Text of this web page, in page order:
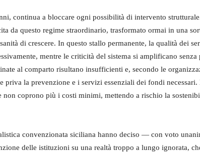
continua a bloccare ogni possibilità di intervento
da questo regime straordinario, trasformato ormai in una
di crescere. In questo stallo permanente, la qualità dei
mentre le criticità del sistema si amplificano senza
al comparto risultano insufficienti e, secondo le
la prevenzione e i servizi essenziali dei fondi necessari.
coprono più i costi minimi, mettendo a rischio la
convenzionata siciliana hanno deciso — con voto
delle istituzioni su una realtà troppo a lungo ignorata,